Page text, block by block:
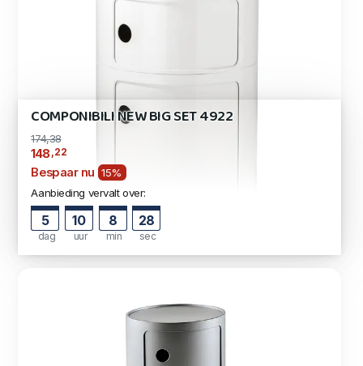
COMPONIBILI NEW BIG SET 4922
174,38
148,22
Bespaar nu 15%
Aanbieding vervalt over:
5
dag
10
uur
8
min
27
sec